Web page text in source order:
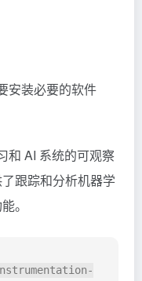
安装必要的软件
和 AI 系统的可观察
跟踪和分析机器学
。